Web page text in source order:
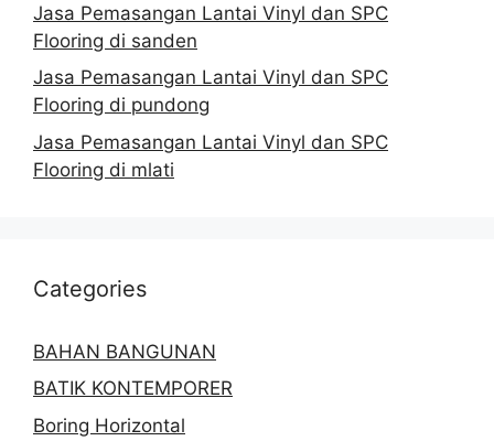
Jasa Pemasangan Lantai Vinyl dan SPC
Flooring di sanden
Jasa Pemasangan Lantai Vinyl dan SPC
Flooring di pundong
Jasa Pemasangan Lantai Vinyl dan SPC
Flooring di mlati
Categories
BAHAN BANGUNAN
BATIK KONTEMPORER
Boring Horizontal